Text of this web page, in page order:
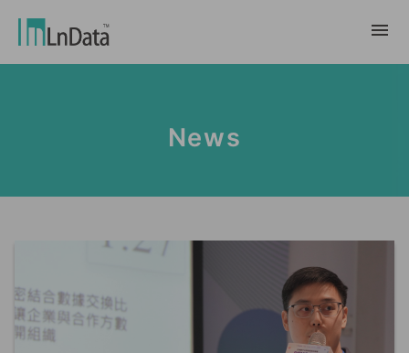
Talent & Culture
Data Marketing
Data Market
Report & White Paper
Event & Webinar
繁體中文
English
News